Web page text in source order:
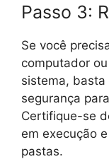
Passo 3:
Se você
computador
sistema,
segurança
Certifique-se
em execução
pastas.